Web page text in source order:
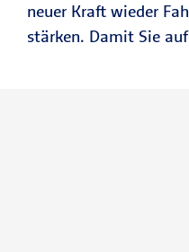
neuer Kraft wieder
stärken. Damit Sie